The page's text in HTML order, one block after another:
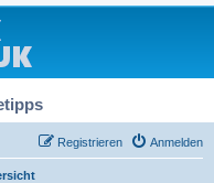
Anmelden
Registrieren